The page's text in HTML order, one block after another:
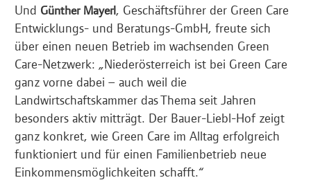
Und Günther Mayerl, Geschäftsführer der Green Care
Entwicklungs- und Beratungs-GmbH, freute sich
über einen neuen Betrieb im wachsenden Green
Care-Netzwerk: „Niederösterreich ist bei Green Care
ganz vorne dabei – auch weil die
Landwirtschaftskammer das Thema seit Jahren
besonders aktiv mitträgt. Der Bauer-Liebl-Hof zeigt
ganz konkret, wie Green Care im Alltag erfolgreich
funktioniert und für einen Familienbetrieb neue
Einkommensmöglichkeiten schafft.“